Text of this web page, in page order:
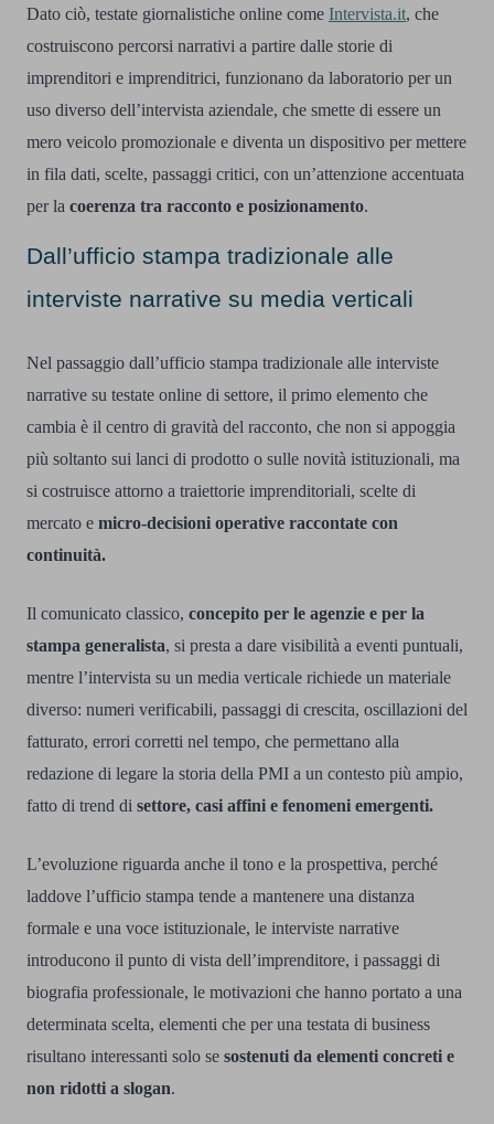
Dato ciò, testate giornalistiche online come Intervista.it, che
costruiscono percorsi narrativi a partire dalle storie di
imprenditori e imprenditrici, funzionano da laboratorio per un
uso diverso dell’intervista aziendale, che smette di essere un
mero veicolo promozionale e diventa un dispositivo per mettere
in fila dati, scelte, passaggi critici, con un’attenzione accentuata
per la coerenza tra racconto e posizionamento.
Dall’ufficio stampa tradizionale alle
interviste narrative su media verticali
Nel passaggio dall’ufficio stampa tradizionale alle interviste
narrative su testate online di settore, il primo elemento che
cambia è il centro di gravità del racconto, che non si appoggia
più soltanto sui lanci di prodotto o sulle novità istituzionali, ma
si costruisce attorno a traiettorie imprenditoriali, scelte di
mercato e micro-decisioni operative raccontate con
continuità.
Il comunicato classico, concepito per le agenzie e per la
stampa generalista, si presta a dare visibilità a eventi puntuali,
mentre l’intervista su un media verticale richiede un materiale
diverso: numeri verificabili, passaggi di crescita, oscillazioni del
fatturato, errori corretti nel tempo, che permettano alla
redazione di legare la storia della PMI a un contesto più ampio,
fatto di trend di settore, casi affini e fenomeni emergenti.
L’evoluzione riguarda anche il tono e la prospettiva, perché
laddove l’ufficio stampa tende a mantenere una distanza
formale e una voce istituzionale, le interviste narrative
introducono il punto di vista dell’imprenditore, i passaggi di
biografia professionale, le motivazioni che hanno portato a una
determinata scelta, elementi che per una testata di business
risultano interessanti solo se sostenuti da elementi concreti e
non ridotti a slogan.